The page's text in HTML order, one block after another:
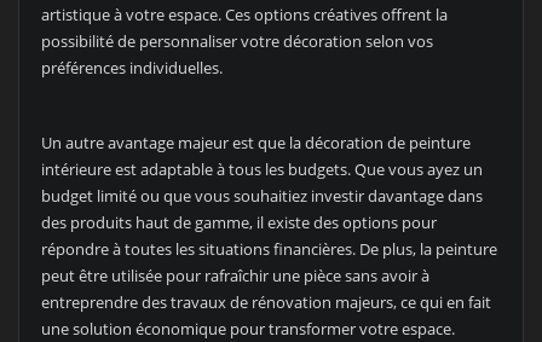
artistique à votre espace. Ces options créatives offrent la
possibilité de personnaliser votre décoration selon vos
préférences individuelles.
Un autre avantage majeur est que la décoration de peinture
intérieure est adaptable à tous les budgets. Que vous ayez un
budget limité ou que vous souhaitiez investir davantage dans
des produits haut de gamme, il existe des options pour
répondre à toutes les situations financières. De plus, la peinture
peut être utilisée pour rafraîchir une pièce sans avoir à
entreprendre des travaux de rénovation majeurs, ce qui en fait
une solution économique pour transformer votre espace.